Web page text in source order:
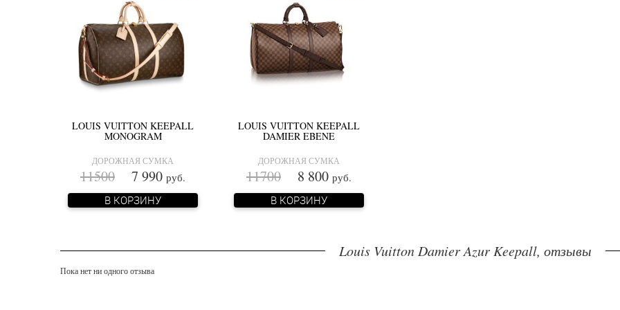
LOUIS VUITTON KEEPALL
MONOGRAM
ДОРОЖНАЯ СУМКА
11500 7 990 руб.
В КОРЗИНУ
LOUIS VUITTON KEEPALL
DAMIER EBENE
ДОРОЖНАЯ СУМКА
11700 8 800 руб.
В КОРЗИНУ
Louis Vuitton Damier Azur Keepall, отзывы
Пока нет ни одного отзыва